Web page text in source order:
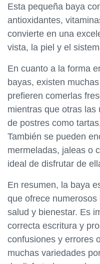
Esta pequeña baya
antioxidantes,
convierte en una
vista, la piel y el
En cuanto a la forma
bayas, existen
prefieren comerlas
mientras que otras las
de postres como
También se pueden
mermeladas, jaleas o
ideal de disfrutar de
En resumen, la baya
que ofrece
salud y bienestar. Es
correcta escritura y
confusiones y errores
muchas variedades